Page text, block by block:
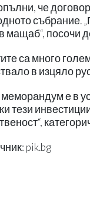
че
събрание.
мащаб“, посочи
са много
в изцяло
меморандум е в
тези
pik.bg